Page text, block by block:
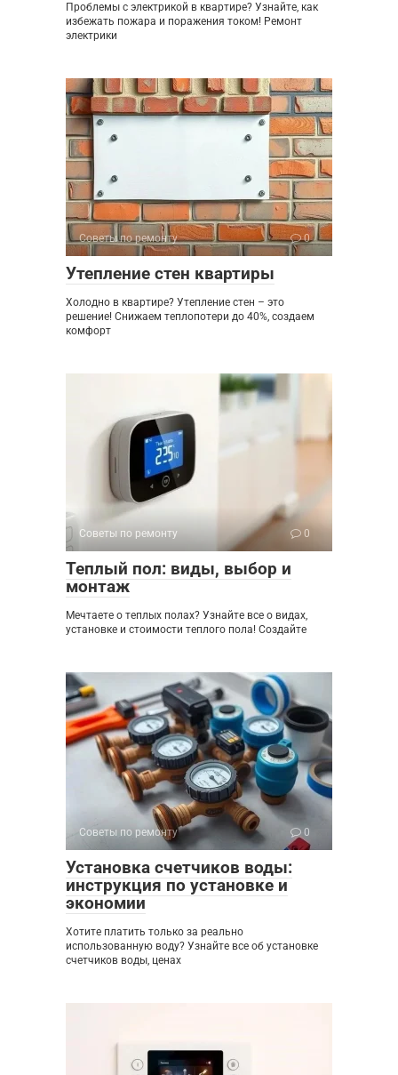
Проблемы с электрикой в квартире? Узнайте, как
избежать пожара и поражения током! Ремонт
электрики
Советы по ремонту 0
Утепление стен квартиры
Холодно в квартире? Утепление стен – это
решение! Снижаем теплопотери до 40%, создаем
комфорт
Советы по ремонту 0
Теплый пол: виды, выбор и
монтаж
Мечтаете о теплых полах? Узнайте все о видах,
установке и стоимости теплого пола! Создайте
Советы по ремонту 0
Установка счетчиков воды:
инструкция по установке и
экономии
Хотите платить только за реально
использованную воду? Узнайте все об установке
счетчиков воды, ценах